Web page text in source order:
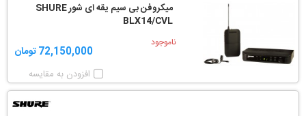
میکروفن بی سیم یقه ای شور SHURE
BLX14/CVL
ناموجود
72,150,000 تومان
افزودن به مقایسه